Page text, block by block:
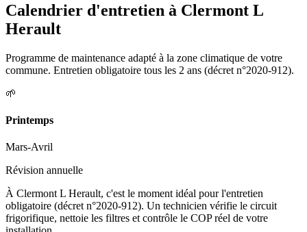
Calendrier d'entretien à Clermont L
Herault
Programme de maintenance adapté à la zone climatique de votre
commune. Entretien obligatoire tous les 2 ans (décret n°2020-912).
🌱
Printemps
Mars-Avril
Révision annuelle
À Clermont L Herault, c'est le moment idéal pour l'entretien
obligatoire (décret n°2020-912). Un technicien vérifie le circuit
frigorifique, nettoie les filtres et contrôle le COP réel de votre